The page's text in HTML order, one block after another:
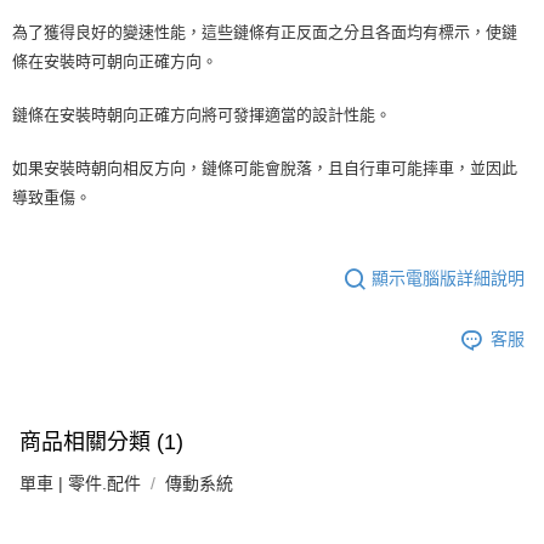
為了獲得良好的變速性能，這些鏈條有正反面之分且各面均有標示，使鏈
條在安裝時可朝向正確方向。
鏈條在安裝時朝向正確方向將可發揮適當的設計性能。
如果安裝時朝向相反方向，鏈條可能會脫落，且自行車可能摔車，並因此
導致重傷。
顯示電腦版詳細說明
客服
商品相關分類 (1)
單車 | 零件.配件 傳動系統